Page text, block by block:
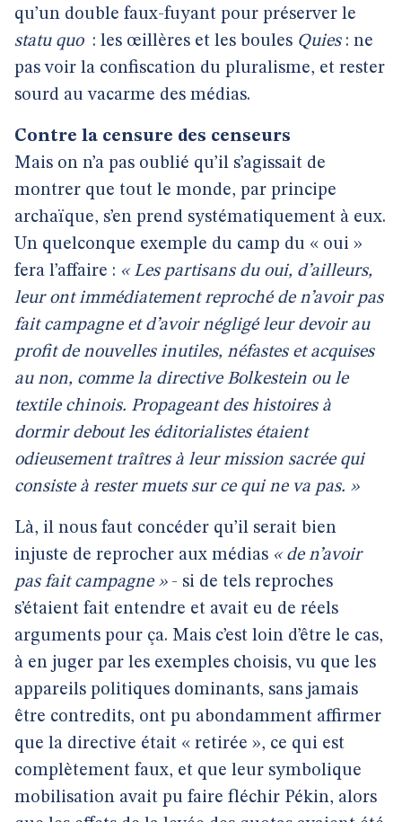
qu’un double faux-fuyant pour préserver le
statu quo : les œillères et les boules Quies: ne
pas voir la confiscation du pluralisme, et rester
sourd au vacarme des médias.
Contre la censure des censeurs
Mais on n’a pas oublié qu’il s’agissait de
montrer que tout le monde, par principe
archaïque, s’en prend systématiquement à eux.
Un quelconque exemple du camp du « oui »
fera l’affaire : « Les partisans du oui, d’ailleurs,
leur ont immédiatement reproché de n’avoir pas
fait campagne et d’avoir négligé leur devoir au
profit de nouvelles inutiles, néfastes et acquises
au non, comme la directive Bolkestein ou le
textile chinois. Propageant des histoires à
dormir debout les éditorialistes étaient
odieusement traîtres à leur mission sacrée qui
consiste à rester muets sur ce qui ne va pas. »
Là, il nous faut concéder qu’il serait bien
injuste de reprocher aux médias « de n’avoir
pas fait campagne »- si de tels reproches
s’étaient fait entendre et avait eu de réels
arguments pour ça. Mais c’est loin d’être le cas,
à en juger par les exemples choisis, vu que les
appareils politiques dominants, sans jamais
être contredits, ont pu abondamment affirmer
que la directive était « retirée », ce qui est
complètement faux, et que leur symbolique
mobilisation avait pu faire fléchir Pékin, alors